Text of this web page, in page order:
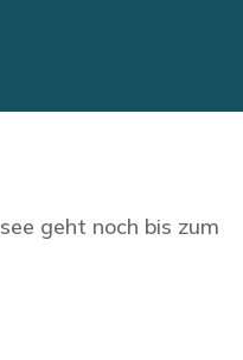
geht noch bis zum